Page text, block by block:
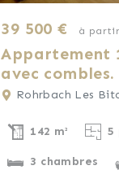
39 500 € à
Appartement
avec combles.
Rohrbach Les
142 m² 5
3 chambres